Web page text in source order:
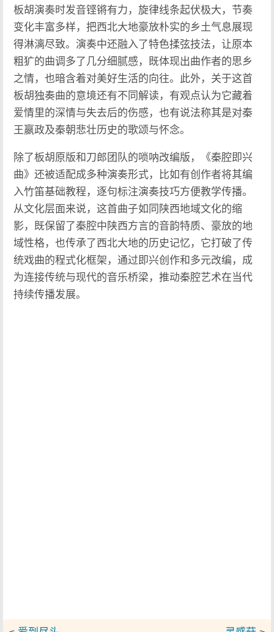
板胡演奏时发音铿锵有力，旋律线条起伏极大，节奏
变化丰富多样，把西北大地豪放朴实的乡土气息展现
得淋漓尽致。演奏中还融入了特色揉弦技法，让原本
粗犷的曲调多了几分细腻感，既体现出曲作者的思乡
之情，也暗含着对美好生活的向往。此外，关于这首
板胡独奏曲的意境还有不同解读，有观点认为它藏着
爱情里的深情与失去后的伤感，也有说法称其是对秦
王嬴政及秦朝悲壮历史的歌颂与怀念。
除了板胡原版和刀郎团队的唢呐改编版，《秦腔即兴
曲》还被适配成多种演奏形式，比如有创作者将其编
入竹笛基础教程，逐句标注演奏技巧方便教学传播。
从文化层面来说，这首曲子如同陕西地域文化的缩
影，既保留了秦腔中陕西方言的音韵特质、豪放的地
域性格，也传承了西北大地的历史记忆，它打破了传
统戏曲的程式化框架，通过即兴创作和多元改编，成
为连接传统与现代的音乐桥梁，推动秦腔艺术在当代
持续传播发展。